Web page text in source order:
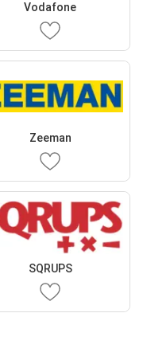
Vodafone
Zeeman
SQRUPS